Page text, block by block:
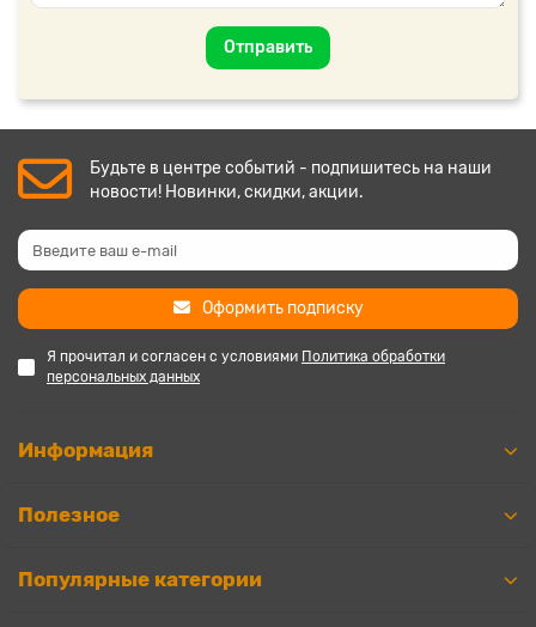
Отправить
Будьте в центре событий - подпишитесь на наши
новости! Новинки, скидки, акции.
Оформить подписку
Я прочитал и согласен с условиями Политика обработки
персональных данных
Информация
Полезное
Популярные категории